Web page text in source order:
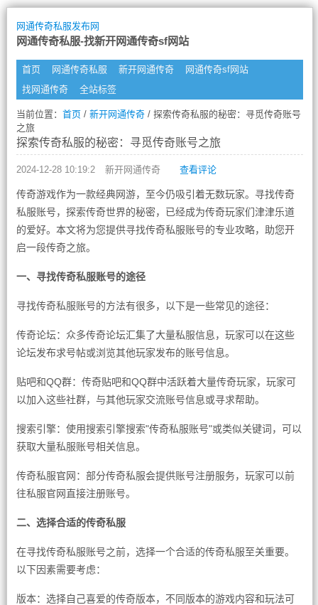
网通传奇私服发布网
网通传奇私服-找新开网通传奇sf网站
首页 网通传奇私服 新开网通传奇
网通传奇sf网站
找网通传奇
全站标签
当前位置： 首页/ 新开网通传奇/ 探索传奇私服的秘密：寻觅传奇账号
之旅
探索传奇私服的秘密：寻觅传奇账号之旅
2024-12-28 10:19:2 新开网通传奇 查看评论
传奇游戏作为一款经典网游，至今仍吸引着无数玩家。寻找传奇
私服账号，探索传奇世界的秘密，已经成为传奇玩家们津津乐道
的爱好。本文将为您提供寻找传奇私服账号的专业攻略，助您开
启一段传奇之旅。
一、寻找传奇私服账号的途径
寻找传奇私服账号的方法有很多，以下是一些常见的途径：
传奇论坛：众多传奇论坛汇集了大量私服信息，玩家可以在这些
论坛发布求号帖或浏览其他玩家发布的账号信息。
贴吧和QQ群：传奇贴吧和QQ群中活跃着大量传奇玩家，玩家可
以加入这些社群，与其他玩家交流账号信息或寻求帮助。
搜索引擎：使用搜索引擎搜索"传奇私服账号"或类似关键词，可以
获取大量私服账号相关信息。
传奇私服官网：部分传奇私服会提供账号注册服务，玩家可以前
往私服官网直接注册账号。
二、选择合适的传奇私服
在寻找传奇私服账号之前，选择一个合适的传奇私服至关重要。
以下因素需要考虑：
版本：选择自己喜爱的传奇版本，不同版本的游戏内容和玩法可